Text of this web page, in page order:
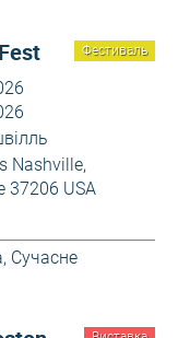
Фестиваль
Nashville,
37206 USA
, Сучасне